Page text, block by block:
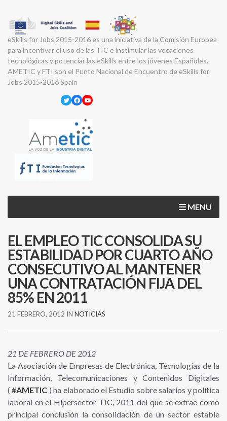
eSkills for Jobs 2015-2016 es una iniciativa de la Comisión Europea
para incentivar el uso de las TIC e instimular las vocaciones
tecnológicas y potenciar las eSkills entre los jóvenes Españoles.
AMETIC y FTI son el Punto Nacional de Encuentro de eSkills for
Jobs 2015-2016 Spain
Twitter
Facebook
YouTube
MENU
EL EMPLEO TIC CONSOLIDA SU
ESTABILIDAD POR CUARTO AÑO
CONSECUTIVO AL MANTENER
UNA CONTRATACIÓN FIJA DEL
85% EN 2011
21 FEBRERO, 2012 IN NOTICIAS
21 DE FEBRERO DE 2012
La Asociación de Empresas de Electrónica, Tecnologías de la
Información, Telecomunicaciones y Contenidos Digitales
(#AMETIC ) ha elaborado el Estudio sobre salarios y política
laboral en el Hipersector TIC, 2011 del que se extrae como
principal conclusión la consolidación de un sector estable